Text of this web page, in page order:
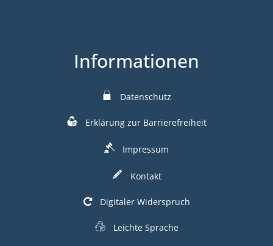
Informationen
Datenschutz
Erklärung zur Barrierefreiheit
Impressum
Kontakt
Digitaler Widerspruch
Leichte Sprache